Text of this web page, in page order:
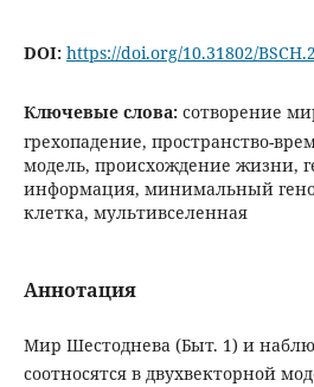
DOI: https://doi.org/10.31802/
Ключевые слова: сотворение
грехопадение, пространство-
модель, происхождение жизни,
информация, минимальный
клетка, мультивселенная
Аннотация
Мир Шестоднева (Быт. 1) и
соотносятся в двухвекторной